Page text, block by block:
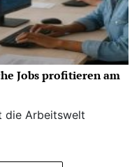
Jobs profitieren am
die Arbeitswelt